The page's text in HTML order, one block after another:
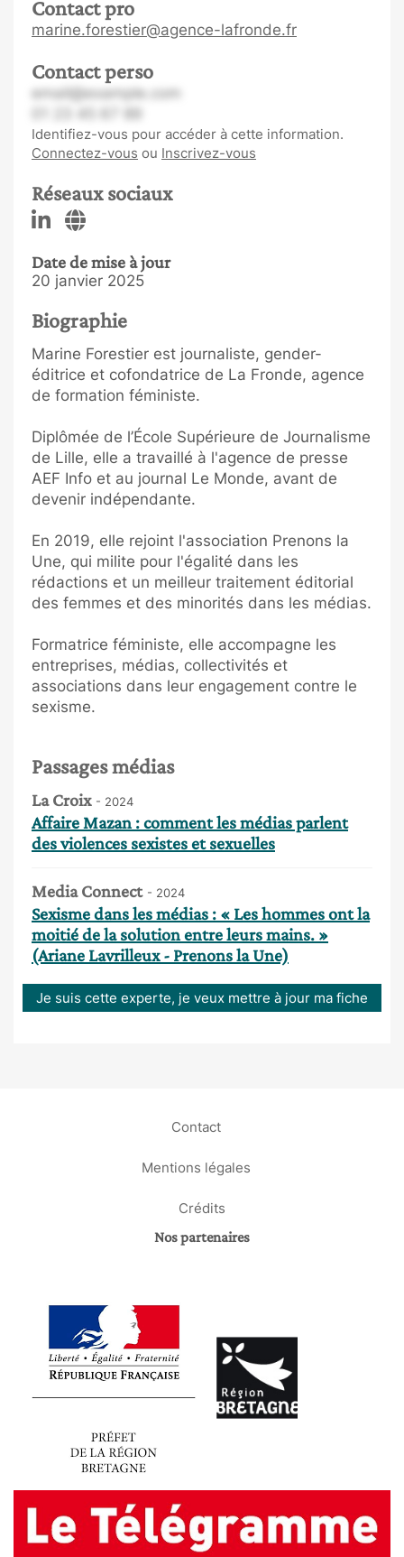
Contact pro
marine.forestier@agence-lafronde.fr
Contact perso
email@example.com
Identifiez-vous pour accéder à cette information.
Connectez-vous ou Inscrivez-vous
Réseaux sociaux
Date de mise à jour
20 janvier 2025
Biographie
Marine Forestier est journaliste, gender-
éditrice et cofondatrice de La Fronde, agence
de formation féministe.
Diplômée de l’École Supérieure de Journalisme
de Lille, elle a travaillé à l'agence de presse
AEF Info et au journal Le Monde, avant de
devenir indépendante.
En 2019, elle rejoint l'association Prenons la
Une, qui milite pour l'égalité dans les
rédactions et un meilleur traitement éditorial
des femmes et des minorités dans les médias.
Formatrice féministe, elle accompagne les
entreprises, médias, collectivités et
associations dans leur engagement contre le
sexisme.
Passages médias
La Croix - 2024
Affaire Mazan : comment les médias parlent
des violences sexistes et sexuelles
Media Connect - 2024
Sexisme dans les médias : « Les hommes ont la
moitié de la solution entre leurs mains. »
(Ariane Lavrilleux - Prenons la Une)
Je suis cette experte, je veux mettre à jour ma fiche
Contact
Mentions légales
Crédits
Nos partenaires